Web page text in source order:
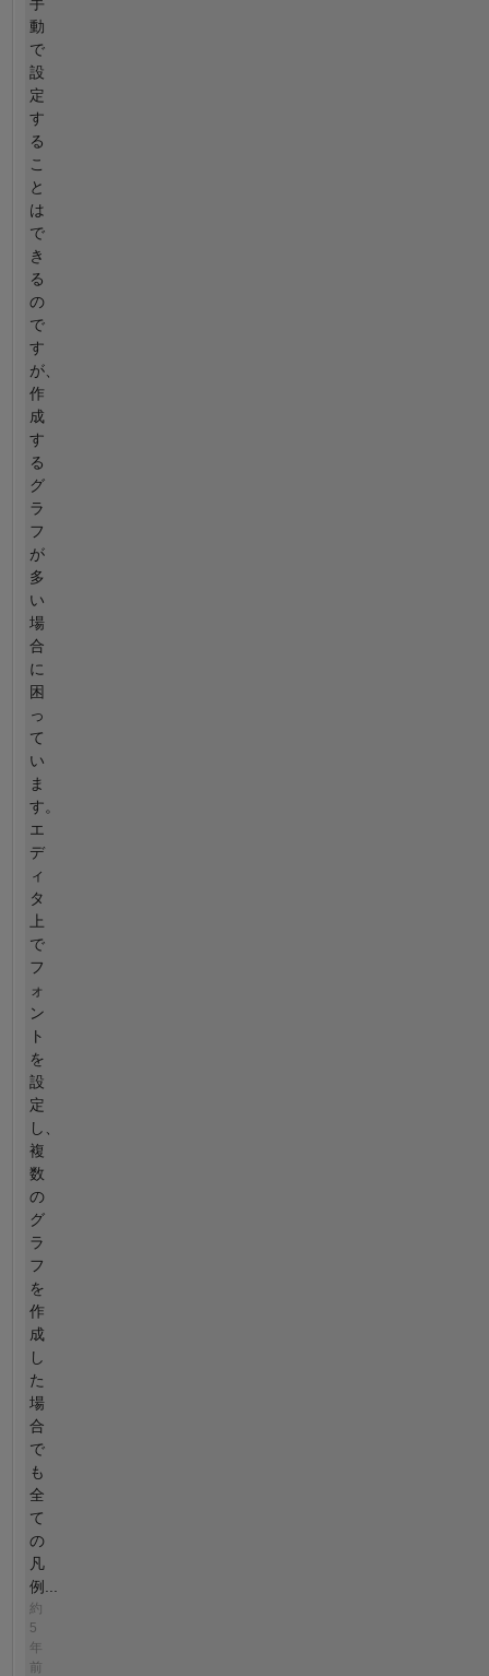
動
で
設
定
す
る
こ
と
は
で
き
る
の
で
す
が、
作
成
す
る
グ
ラ
フ
が
多
い
場
合
に
困
っ
て
い
ま
す。
エ
デ
ィ
タ
上
で
フ
ォ
ン
ト
を
設
定
し、
複
数
の
グ
ラ
フ
を
作
成
し
た
場
合
で
も
全
て
の
凡
例...
約
5
年
前